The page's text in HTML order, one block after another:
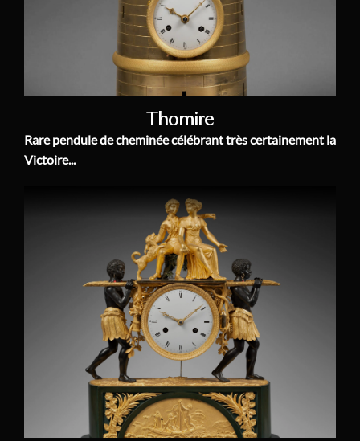
Thomire
Rare pendule de cheminée célébrant très certainement la
Victoire...